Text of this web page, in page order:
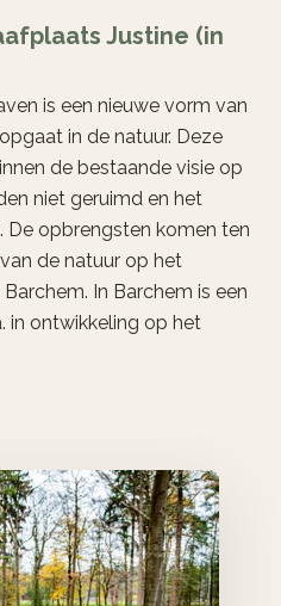
Justine (in
is een nieuwe vorm van
in de natuur. Deze
de bestaande visie op
niet geruimd en het
De opbrengsten komen ten
de natuur op het
In Barchem is een
in ontwikkeling op het